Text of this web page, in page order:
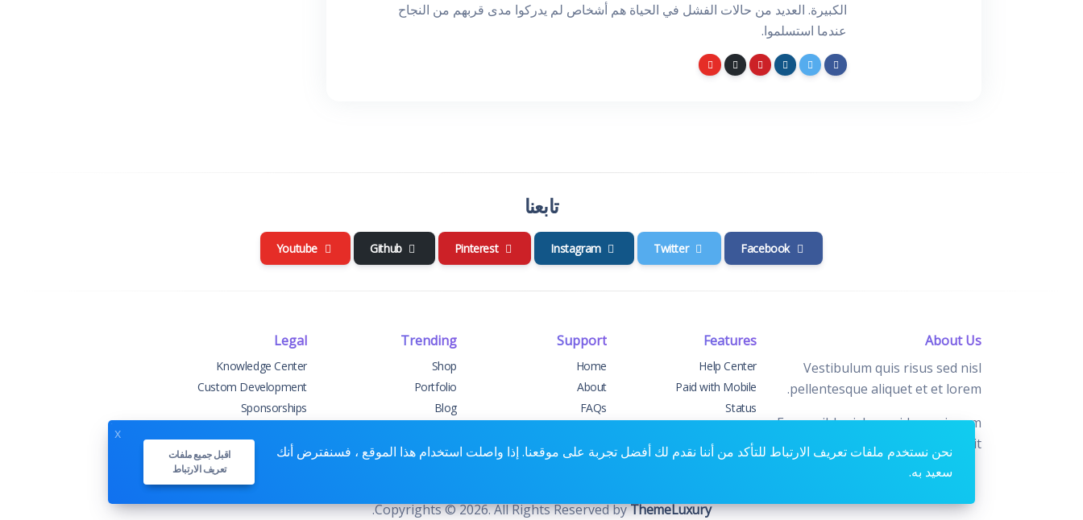
الكبيرة. العديد من حالات الفشل في الحياة هم أشخاص لم يدركوا مدى قربهم من النجاح
عندما استسلموا.
تابعنا
Facebook
Twitter
Instagram
Pinterest
Github
Youtube
About Us
Vestibulum quis risus sed nisl
pellentesque aliquet et et lorem.
Fusce nibh nisl, gravida nec ipsum
eu, feugiat condimentum velit.
Features
Help Center
Paid with Mobile
Status
Contact Support
Support
Home
About
FAQs
Contact
Trending
Shop
Portfolio
Blog
Forums
Legal
Knowledge Center
Custom Development
Sponsorships
Privacy Policy
Copyrights © 2026. All Rights Reserved byThemeLuxury
.
نحن نستخدم ملفات تعريف الارتباط للتأكد من أننا نقدم لك أفضل تجربة على موقعنا. إذا واصلت استخدام هذا الموقع ، فسنفترض أنك
سعيد به.
اقبل جميع ملفات
تعريف الارتباط
x